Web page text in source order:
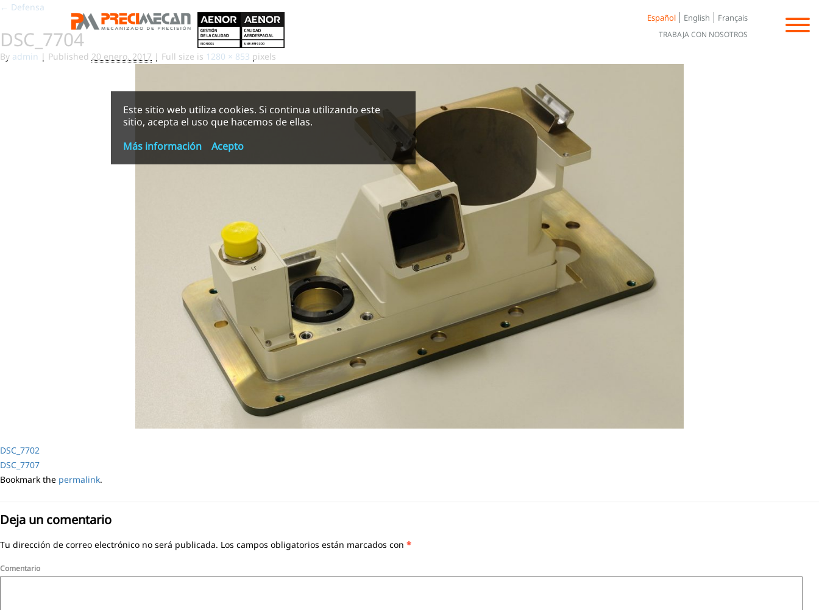
Español English Français
TRABAJA CON NOSOTROS
← Defensa
DSC_7704
By admin | Published 20 enero, 2017 | Full size is 1280 × 853 pixels
DSC_7702
DSC_7707
Bookmark the permalink.
Deja un comentario
Tu dirección de correo electrónico no será publicada. Los campos obligatorios están marcados con *
Comentario
Este sitio web utiliza cookies. Si continua utilizando este
sitio, acepta el uso que hacemos de ellas.
Más información
Acepto